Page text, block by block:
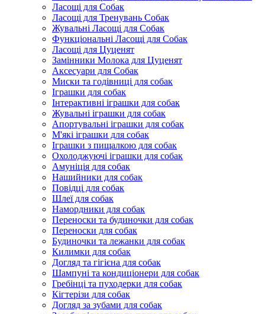
Ласощі для Собак
Ласощі для Тренувань Собак
Жувальні Ласощі для Собак
Функціональні Ласощі для Собак
Ласощі для Цуценят
Замінники Молока для Цуценят
Аксесуари для Собак
Миски та годівниці для собак
Іграшки для собак
Інтерактивні іграшки для собак
Жувальні іграшки для собак
Апортувальні іграшки для собак
М'які іграшки для собак
Іграшки з пищалкою для собак
Охолоджуючі іграшки для собак
Амуніція для собак
Нашийники для собак
Повідці для собак
Шлеї для собак
Намордники для собак
Переноски та будиночки для собак
Переноски для собак
Будиночки та лежанки для собак
Килимки для собак
Догляд та гігієна для собак
Шампуні та кондиціонери для собак
Гребінці та пуходерки для собак
Кігтерізи для собак
Догляд за зубами для собак